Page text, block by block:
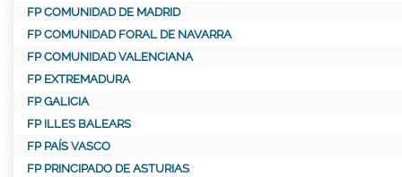
FP COMUNIDAD DE MADRID
FP COMUNIDAD FORAL DE NAVARRA
FP COMUNIDAD VALENCIANA
FP EXTREMADURA
FP GALICIA
FP ILLES BALEARS
FP PAÍS VASCO
FP PRINCIPADO DE ASTURIAS